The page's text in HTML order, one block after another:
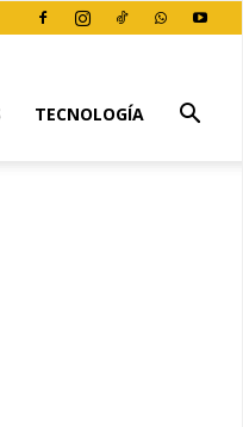
TECNOLOGÍA